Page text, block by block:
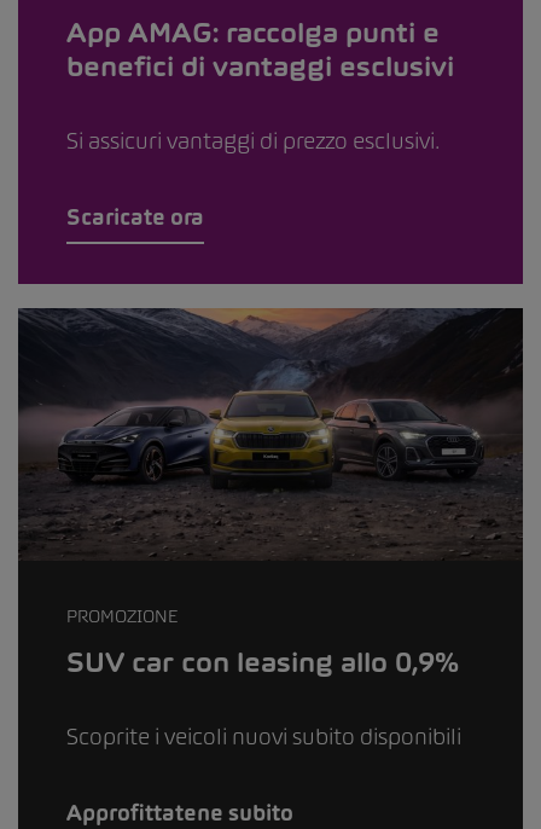
App AMAG: raccolga punti e
benefici di vantaggi esclusivi
Si assicuri vantaggi di prezzo esclusivi.
Scaricate ora
PROMOZIONE
SUV car con leasing allo 0,9%
Scoprite i veicoli nuovi subito disponibili
Approfittatene subito